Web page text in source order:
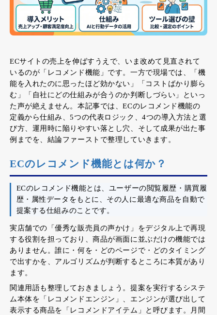
ECサイトの売上を伸ばすうえで、いま改めて見直されて
いるのが「レコメンド機能」です。一方で現場では、「機
能を入れたのに思ったほど効かない」「コストばかり膨ら
む」「自社にどの仕組みが合うのか判断しづらい」といっ
た声が絶えません。本記事では、ECのレコメンド機能の
定義から仕組み、5つの代表ロジック、4つの導入方法と選
び方、運用時に陥りやすい落とし穴、そして成果が出た事
例までを、結論ファーストで整理していきます。
ECのレコメンド機能とは何か？
ECのレコメンド機能とは、ユーザーの閲覧履歴・購買履
歴・属性データをもとに、その人に最適な商品を自動で
提案する仕組みのことです。
実店舗での「優秀な販売員の声かけ」をデジタル上で再現
する役割を担っており、商品が画面に並ぶだけの機能では
ありません。誰に・何を・どのページで・どのタイミング
で出すかを、アルゴリズムが判断するところに本質があり
ます。
関連用語も整理しておきましょう。提案を実行するシステ
ム本体を「レコメンドエンジン」、エンジンが選び出して
表示する商品を「レコメンドアイテム」と呼びます。月間